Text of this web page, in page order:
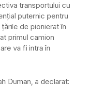
transportului cu
puternic pentru
de pionierat în
primul camion
va fi intra în
Duman, a declarat: